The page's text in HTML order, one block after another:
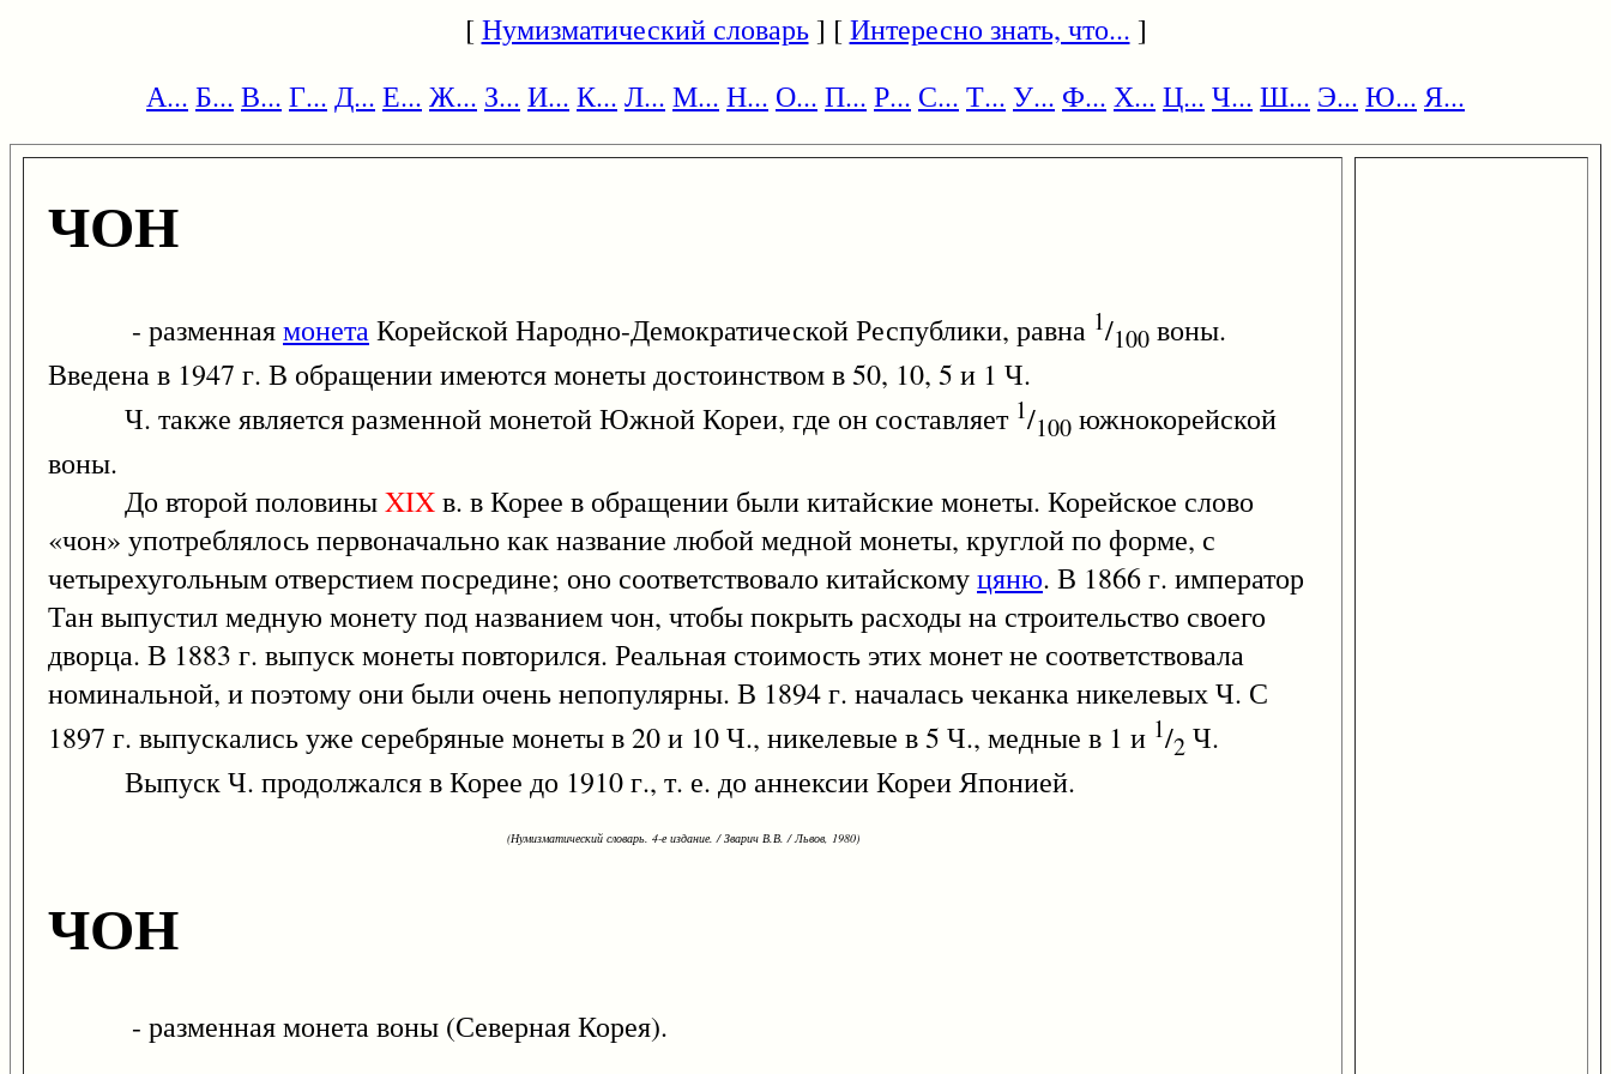
[Нумизматический словарь] [Интересно знать, что... ]
А... Б... В... Г... Д... Е... Ж... З... И... К... Л... М... Н... О... П... Р... С... Т... У... Ф... Х... Ц... Ч... Ш... Э... Ю... Я...
ЧОН
- разменнаямонетаКорейской Народно-Демократической Республики, равна 1/100 воны.
Введена в 1947 г. В обращении имеются монеты достоинством в 50, 10, 5 и 1 Ч.
Ч. также является разменной монетой Южной Кореи, где он составляет 1/100 южнокорейской
воны.
До второй половиныXIXв. в Корее в обращении были китайские монеты. Корейское слово
«чон» употреблялось первоначально как название любой медной монеты, круглой по форме, с
четырехугольным отверстием посредине; оно соответствовало китайскомуцяню. В 1866 г. император
Тан выпустил медную монету под названием чон, чтобы покрыть расходы на строительство своего
дворца. В 1883 г. выпуск монеты повторился. Реальная стоимость этих монет не соответствовала
номинальной, и поэтому они были очень непопулярны. В 1894 г. началась чеканка никелевых Ч. С
1897 г. выпускались уже серебряные монеты в 20 и 10 Ч., никелевые в 5 Ч., медные в 1 и 1/2 Ч.
Выпуск Ч. продолжался в Корее до 1910 г., т. е. до аннексии Кореи Японией.
(Нумизматический словарь. 4-е издание. / Зварич В.В. / Львов, 1980)
ЧОН
- разменная монета воны (Северная Корея).